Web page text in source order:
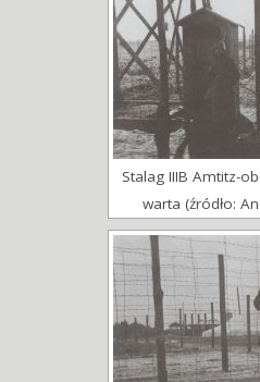
Stalag IIIB Amtitz-
warta (źródło: